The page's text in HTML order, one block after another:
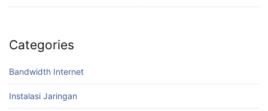
Categories
Bandwidth Internet
Instalasi Jaringan